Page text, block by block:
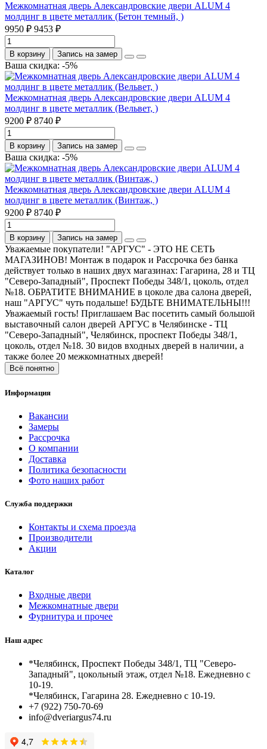
Межкомнатная дверь Александровские двери ALUM 4
молдинг в цвете металлик (Бетон темный, )
9950 ₽ 9453 ₽
В корзину Запись на замер
Ваша скидка: -5%
Межкомнатная дверь Александровские двери ALUM 4
молдинг в цвете металлик (Вельвет, )
9200 ₽ 8740 ₽
В корзину Запись на замер
Ваша скидка: -5%
Межкомнатная дверь Александровские двери ALUM 4
молдинг в цвете металлик (Винтаж, )
9200 ₽ 8740 ₽
В корзину Запись на замер
Уважаемые покупатели! "АРГУС" - ЭТО НЕ СЕТЬ
МАГАЗИНОВ! Монтаж в подарок и Рассрочка без банка
действует только в наших двух магазинах: Гагарина, 28 и ТЦ
"Северо-Западный", Проспект Победы 348/1, цоколь, отдел
№18. ОБРАТИТЕ ВНИМАНИЕ в цоколе два салона дверей,
наш "АРГУС" чуть подальше! БУДЬТЕ ВНИМАТЕЛЬНЫ!!!
Уважаемый гость! Приглашаем Вас посетить самый большой
выставочный салон дверей АРГУС в Челябинске - ТЦ
"Северо-Западный", Челябинск, проспект Победы 348/1,
цоколь, отдел №18. 30 видов входных дверей в наличии, а
также более 20 межкомнатных дверей!
Всё понятно
Информация
Вакансии
Замеры
Рассрочка
О компании
Доставка
Политика безопасности
Фото наших работ
Служба поддержки
Контакты и схема проезда
Производители
Акции
Каталог
Входные двери
Межкомнатные двери
Фурнитура и прочее
Наш адрес
*Челябинск, Проспект Победы 348/1, ТЦ "Северо-
Западный", цокольный этаж, отдел №18. Ежедневно с
10-19.
*Челябинск, Гагарина 28. Ежедневно с 10-19.
+7 (922) 750-70-69
info@dveriargus74.ru